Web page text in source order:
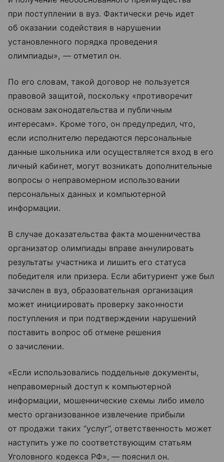
при поступлении в вуз. Фактически речь идет
об оказании содействия в нарушении
установленного порядка проведения
олимпиады», — отметил он.
По его словам, такой договор не пользуется
правовой защитой, поскольку «противоречит
основам законодательства и публичным
интересам». Кроме того, он предупредил, что,
если исполнителю передаются персональные
данные школьника или осуществляется вход в его
личный кабинет, могут возникать дополнительные
вопросы о неправомерном использовании
персональных данных и компьютерной
информации.
В случае доказательства факта мошенничества
организатор олимпиады вправе аннулировать
результаты участника и лишить его статуса
победителя или призера. Если абитуриент уже был
зачислен в вуз, образовательная организация
может инициировать проверку законности
поступления и при подтверждении нарушений
поставить вопрос об отмене решения
о зачислении.
«Если использовались поддельные документы,
неправомерный доступ к компьютерной
информации, мошеннические схемы либо имело
место организованное извлечение прибыли
от продажи таких “услуг”, ответственность может
наступить уже по соответствующим статьям
Уголовного кодекса РФ», — пояснил он.